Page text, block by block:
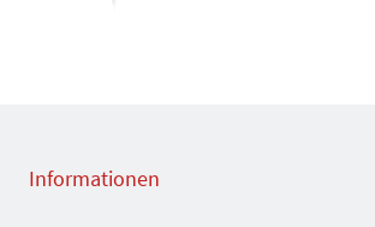
Informationen